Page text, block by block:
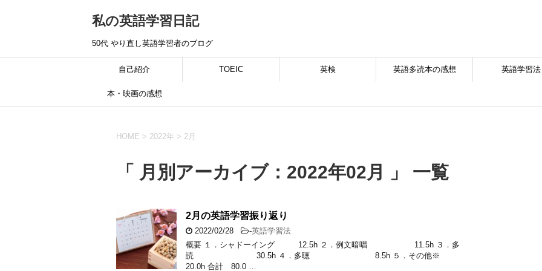
私の英語学習日記
50代 やり直し英語学習者のブログ
自己紹介 TOEIC 英検 英語多読本の感想 英語学習法
本・映画の感想
HOME > 2022年 > 2月
「 月別アーカイブ：2022年02月 」 一覧
2月の英語学習振り返り
2022/02/28 -英語学習法
概要 １．シャドーイング 12.5h ２．例文暗唱 11.5h ３．多
読 30.5h ４．多聴 8.5h ５．その他※
20.0h 合計 80.0 …